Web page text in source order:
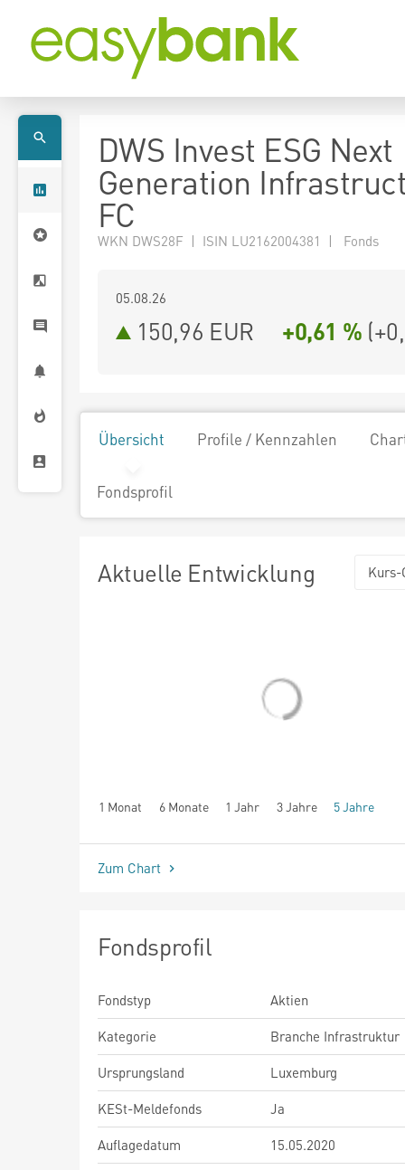
DWS Invest ESG Next
Generation
FC
WKN DWS28F | ISIN LU2162004381 | Fonds
05.08.26
150,96 EUR +0,61 % (
Übersicht Profile / Kennzahlen
Fondsprofil
Aktuelle Entwicklung Kurs-
1 Monat 6 Monate 1 Jahr 3 Jahre 5 Jahre
seit Beginn
Zum Chart
Fondsprofil
Fondstyp
Aktien
Kategorie
Branche Infrastruktur
Ursprungsland
Luxemburg
KESt-Meldefonds
Ja
Auflagedatum
15.05.2020